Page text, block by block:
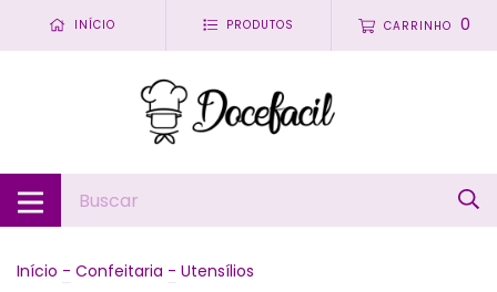
INÍCIO PRODUTOS CARRINHO 0
Início - Confeitaria - Utensílios